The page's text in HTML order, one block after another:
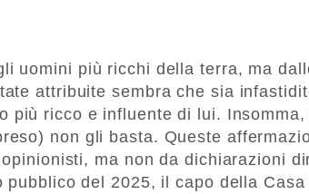
uomini più ricchi della terra, ma
attribuite sembra che sia
più ricco e influente di lui.
non gli basta. Queste
ma non da dichiarazioni
del 2025, il capo della Casa